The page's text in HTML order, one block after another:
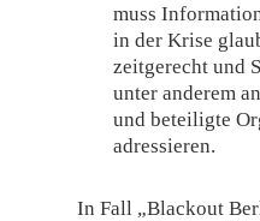
muss
in der Krise
zeitgerecht und
unter anderem
und beteiligte
adressieren.
In Fall „Blackout